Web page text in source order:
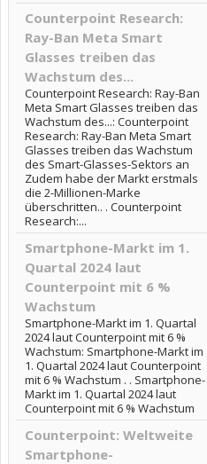
Counterpoint Research:
Ray-Ban Meta Smart
Glasses treiben das
Wachstum des...
Counterpoint Research: Ray-Ban
Meta Smart Glasses treiben das
Wachstum des...: Counterpoint
Research: Ray-Ban Meta Smart
Glasses treiben das Wachstum
des Smart-Glasses-Sektors an
Zudem habe der Markt erstmals
die 2-Millionen-Marke
überschritten.. . Counterpoint
Research:...
Smartphone-Markt im 1.
Quartal 2024 laut
Counterpoint mit 6 %
Wachstum
Smartphone-Markt im 1. Quartal
2024 laut Counterpoint mit 6 %
Wachstum: Smartphone-Markt im
1. Quartal 2024 laut Counterpoint
mit 6 % Wachstum . . Smartphone-
Markt im 1. Quartal 2024 laut
Counterpoint mit 6 % Wachstum
Counterpoint: Weltweite
Smartphone-